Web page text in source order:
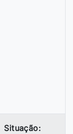
Situação: